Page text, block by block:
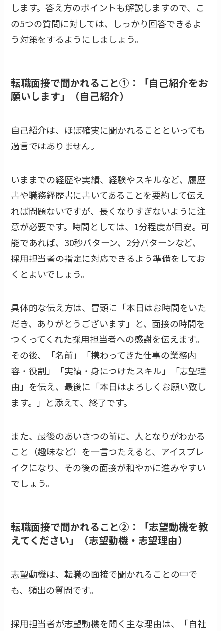
します。答え方のポイントも解説しますので、こ
の5つの質問に対しては、しっかり回答できるよ
う対策をするようにしましょう。
転職面接で聞かれること①：「自己紹介をお
願いします」（自己紹介）
自己紹介は、ほぼ確実に聞かれることといっても
過言ではありません。
いままでの経歴や実績、経験やスキルなど、履歴
書や職務経歴書に書いてあることを要約して伝え
れば問題ないですが、長くなりすぎないように注
意が必要です。時間としては、1分程度が目安。可
能であれば、30秒パターン、2分パターンなど、
採用担当者の指定に対応できるよう準備をしてお
くとよいでしょう。
具体的な伝え方は、冒頭に「本日はお時間をいた
だき、ありがとうございます」と、面接の時間を
つくってくれた採用担当者への感謝を伝えます。
その後、「名前」「携わってきた仕事の業務内
容・役割」「実績・身につけたスキル」「志望理
由」を伝え、最後に「本日はよろしくお願い致し
ます。」と添えて、終了です。
また、最後のあいさつの前に、人となりがわかる
こと（趣味など）を一言つたえると、アイスブレ
イクになり、その後の面接が和やかに進みやすい
でしょう。
転職面接で聞かれること②：「志望動機を教
えてください」（志望動機・志望理由）
志望動機は、転職の面接で聞かれることの中で
も、頻出の質問です。
採用担当者が志望動機を聞く主な理由は、「自社